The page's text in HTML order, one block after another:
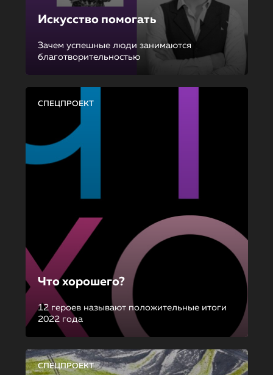
Искусство помогать
Зачем успешные люди занимаются
благотворительностью
СПЕЦПРОЕКТ
Что хорошего?
12 героев называют положительные итоги
2022 года
СПЕЦПРОЕКТ